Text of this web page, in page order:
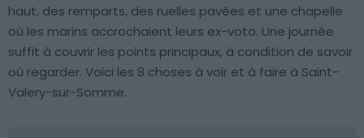
haut, des remparts, des ruelles pavées et une chapelle
où les marins accrochaient leurs ex-voto. Une journée
suffit à couvrir les points principaux, à condition de savoir
où regarder. Voici les 8 choses à voir et à faire à Saint-
Valery-sur-Somme.